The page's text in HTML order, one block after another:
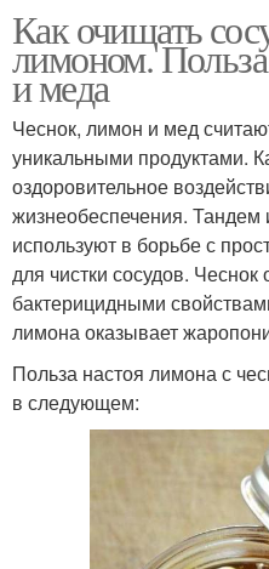
Как очищать
лимоном.
и меда
Чеснок, лимон и мед
уникальными продуктами.
оздоровительное
жизнеобеспечения. Тандем
используют в борьбе с
для чистки сосудов.
бактерицидными
лимона оказывает
Польза настоя лимона с
в следующем: